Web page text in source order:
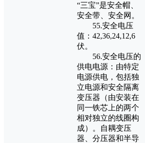
“三宝”是安全帽、
安全带、安全网。
55.安全电压
值：42,36,24,12,6
伏。
56.安全电压的
供电电源：由特定
电源供电，包括独
立电源和安全隔离
变压器（由安装在
同一铁芯上的两个
相对独立的线圈构
成）。自耦变压
器、分压器和半导